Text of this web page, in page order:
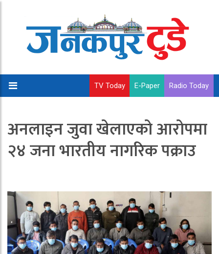
TV Today E-Paper Radio Today
अनलाइन जुवा खेलाएको आरोपमा
२४ जना भारतीय नागरिक पक्राउ